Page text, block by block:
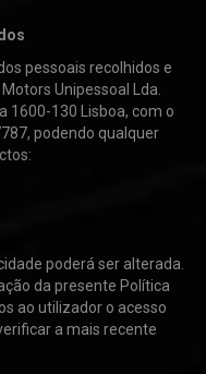
pessoais recolhidos e
Unipessoal Lda.
1600-130 Lisboa, com o
podendo qualquer
poderá ser alterada.
da presente Política
ao utilizador o acesso
a mais recente